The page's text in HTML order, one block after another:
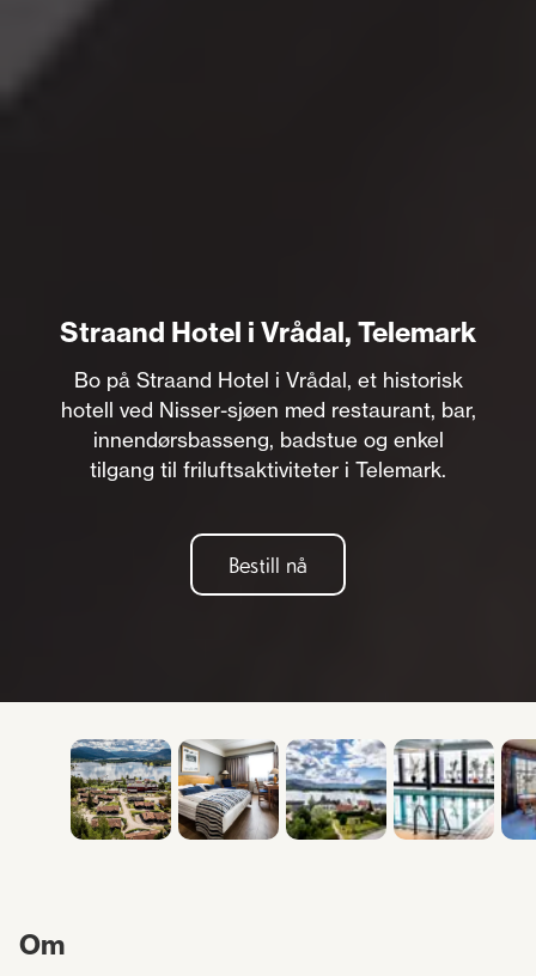
Straand Hotel i Vrådal, Telemark
Bo på Straand Hotel i Vrådal, et historisk
hotell ved Nisser-sjøen med restaurant, bar,
innendørsbasseng, badstue og enkel
tilgang til friluftsaktiviteter i Telemark.
Bestill nå
Om